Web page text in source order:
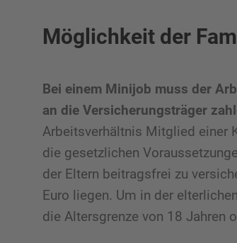
Möglichkeit der
Bei einem Minijob muss der
an die Versicherungsträger
Arbeitsverhältnis Mitglied einer
die gesetzlichen
der Eltern beitragsfrei zu
Euro liegen. Um in der
die Altersgrenze von 18 Jahren